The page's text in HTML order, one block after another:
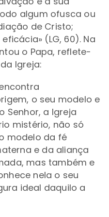
algum ofusca ou
de Cristo;
(LG, 60). Na
o Papa, reflete-
Igreja:
o seu modelo e
Senhor, a Igreja
mistério, não só
modelo da fé
e da aliança
mas também e
nela o seu
ideal daquilo a